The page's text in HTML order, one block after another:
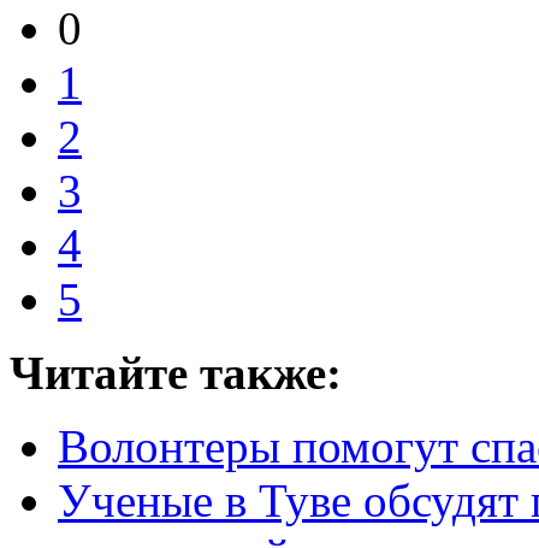
0
1
2
3
4
5
Читайте также:
Волонтеры помогут
Ученые в Туве